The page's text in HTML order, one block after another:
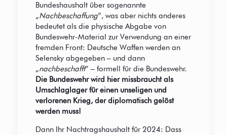
Bundeshaushalt über sogenannte
„Nachbeschaffung“, was aber nichts anderes
bedeutet als die physische Abgabe von
Bundeswehr-Material zur Verwendung an einer
fremden Front: Deutsche Waffen werden an
Selensky abgegeben – und dann
„nachbeschafft“ – formell für die Bundeswehr.
Die Bundeswehr wird hier missbraucht als
Umschlaglager für einen unseligen und
verlorenen Krieg, der diplomatisch gelöst
werden muss!
Dann Ihr Nachtragshaushalt für 2024: Dass